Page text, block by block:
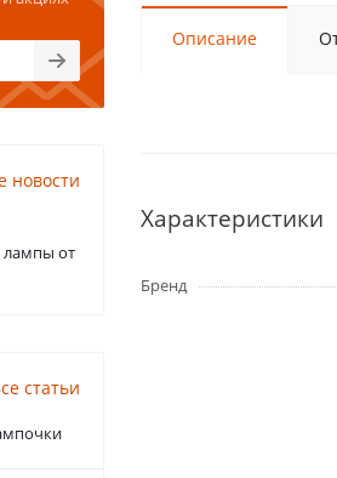
Описание
Характеристики
Бренд
новости
от
статьи